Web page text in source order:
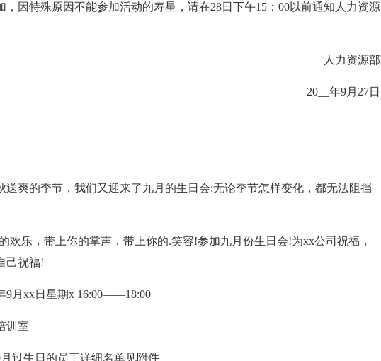
，因特殊原因不能参加活动的寿星，请在28日下午15：00以前通知人力资源
人力资源部
20__年9月27日
送爽的季节，我们又迎来了九月的生日会;无论季节怎样变化，都无法阻挡
欢乐，带上你的掌声，带上你的.笑容!参加九月份生日会!为xx公司祝福，
己祝福!
9月xx日星期x 16:00——18:00
训室
过生日的员工详细名单见附件